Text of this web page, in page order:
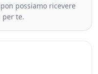
possiamo ricevere
per te.